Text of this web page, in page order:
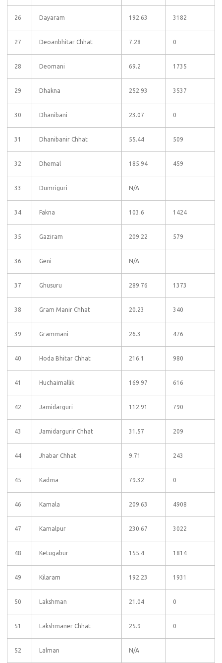
26 Dayaram 192.63 3182
27 Deoanbhitar Chhat 7.28 0
28 Deomani 69.2 1735
29 Dhakna 252.93 3537
30 Dhanibani 23.07 0
31 Dhanibanir Chhat 55.44 509
32 Dhemal 185.94 459
33 Dumriguri N/A
34 Fakna 103.6 1424
35 Gaziram 209.22 579
36 Geni N/A
37 Ghusuru 289.76 1373
38 Gram Manir Chhat 20.23 340
39 Grammani 26.3 476
40 Hoda Bhitar Chhat 216.1 980
41 Huchaimallik 169.97 616
42 Jamidarguri 112.91 790
43 Jamidargurir Chhat 31.57 209
44 Jhabar Chhat 9.71 243
45 Kadma 79.32 0
46 Kamala 209.63 4908
47 Kamalpur 230.67 3022
48 Ketugabur 155.4 1814
49 Kilaram 192.23 1931
50 Lakshman 21.04 0
51 Lakshmaner Chhat 25.9 0
52 Lalman N/A